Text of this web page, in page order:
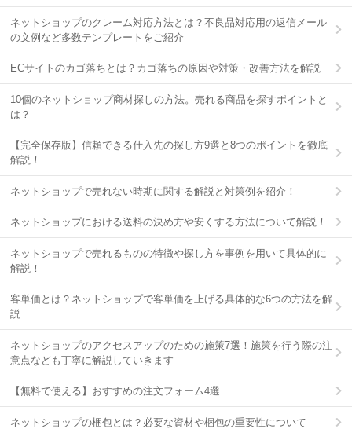
ネットショップのクレーム対応方法とは？不良品対応用の返信メール
の文例など多数テンプレートをご紹介
ECサイトのカゴ落ちとは？カゴ落ちの原因や対策・改善方法を解説
10個のネットショップ商材探しの方法。売れる商品を探すポイントと
は？
【完全保存版】信頼できる仕入先の探し方9選と8つのポイントを徹底
解説！
ネットショップで売れない時期に関する解説と対策例を紹介！
ネットショップにおける送料の決め方や安くする方法について解説！
ネットショップで売れるものの特徴や探し方を事例を用いて具体的に
解説！
客単価とは？ネットショップで客単価を上げる具体的な6つの方法を解
説
ネットショップのアクセスアップのための施策7選！施策を行う際の注
意点なども丁寧に解説していきます
【無料で使える】おすすめの注文フォーム4選
ネットショップの梱包とは？必要な資材や梱包の重要性について